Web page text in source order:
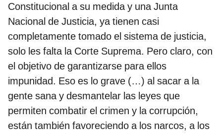
Constitucional a su medida y una Junta
Nacional de Justicia, ya tienen casi
completamente tomado el sistema de justicia,
solo les falta la Corte Suprema. Pero claro, con
el objetivo de garantizarse para ellos
impunidad. Eso es lo grave (…) al sacar a la
gente sana y desmantelar las leyes que
permiten combatir el crimen y la corrupción,
están también favoreciendo a los narcos, a los